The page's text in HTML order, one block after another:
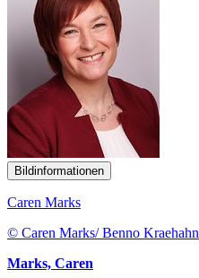
Bildinformationen
Caren Marks
© Caren Marks/ Benno Kraehahn
Marks, Caren